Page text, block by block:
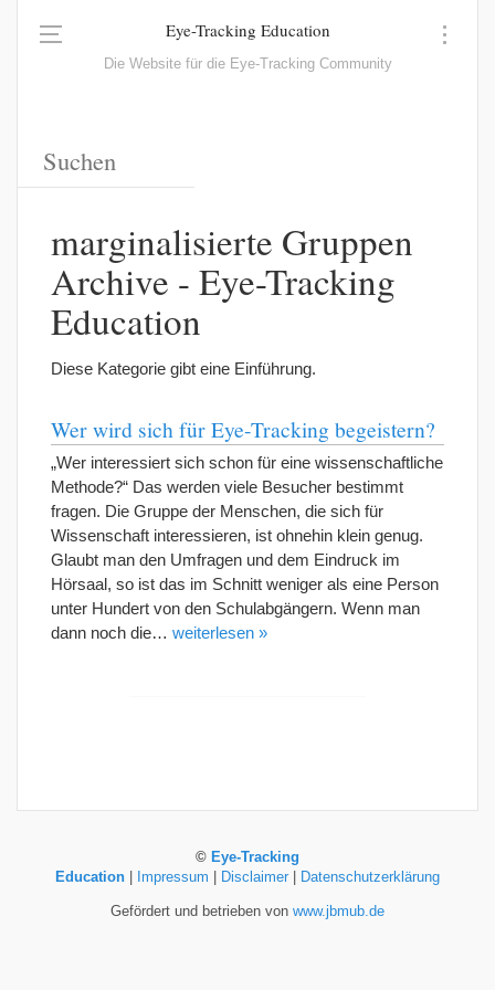
Eye-Tracking Education
Die Website für die Eye-Tracking Community
marginalisierte Gruppen
Archive - Eye-Tracking
Education
Diese Kategorie gibt eine Einführung.
Wer wird sich für Eye-Tracking begeistern?
„Wer interessiert sich schon für eine wissenschaftliche
Methode?“ Das werden viele Besucher bestimmt
fragen. Die Gruppe der Menschen, die sich für
Wissenschaft interessieren, ist ohnehin klein genug.
Glaubt man den Umfragen und dem Eindruck im
Hörsaal, so ist das im Schnitt weniger als eine Person
unter Hundert von den Schulabgängern. Wenn man
dann noch die… weiterlesen »
© Eye-Tracking
Education
Impressum Disclaimer Datenschutzerklärung
Gefördert und betrieben von www.jbmub.de